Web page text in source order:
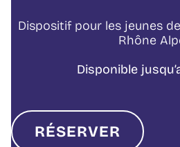
Dispositif pour les jeunes
Rhône
Disponible
RÉSERVER